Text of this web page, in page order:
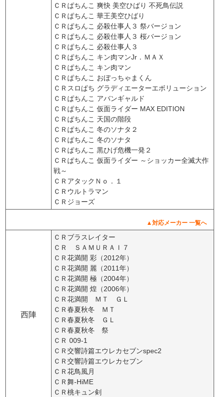
ＣＲぱちんこ 爽快 美空ひばり 不死鳥伝説
ＣＲぱちんこ 華王美空ひばり
ＣＲぱちんこ 必殺仕事人３ 祭バージョン
ＣＲぱちんこ 必殺仕事人３ 桜バージョン
ＣＲぱちんこ 必殺仕事人３
ＣＲぱちんこ キン肉マンJr．ＭＡＸ
ＣＲぱちんこ キン肉マン
ＣＲぱちんこ おぼっちゃまくん
ＣＲスロぱち グラディエーターエボリューション
ＣＲぱちんこ アバンギャルド
ＣＲぱちんこ 仮面ライダー MAX EDITION
ＣＲぱちんこ 天国の階段
ＣＲぱちんこ 冬のソナタ２
ＣＲぱちんこ 冬のソナタ
ＣＲぱちんこ 黒ひげ危機一発２
ＣＲぱちんこ 仮面ライダー ～ショッカー全滅大作
戦～
ＣＲアタックＮｏ．１
ＣＲウルトラマン
ＣＲジョーズ
▲対応メーカー 一覧へ
西陣
ＣＲブラスレイター
ＣＲ ＳＡＭＵＲＡＩ７
ＣＲ花満開 彩（2012年）
ＣＲ花満開 麗（2011年）
ＣＲ花満開 極（2004年）
ＣＲ花満開 煌（2006年）
ＣＲ花満開 ＭＴ ＧＬ
ＣＲ春夏秋冬 ＭＴ
ＣＲ春夏秋冬 ＧＬ
ＣＲ春夏秋冬 祭
ＣＲ 009-1
ＣＲ交響詩篇エウレカセブンspec2
ＣＲ交響詩篇エウレカセブン
ＣＲ花鳥風月
ＣＲ舞-HiME
ＣＲ桃キュン剣